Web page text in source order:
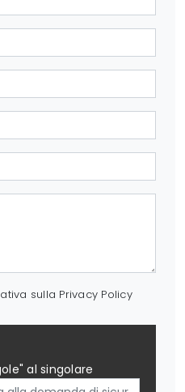
sulla Privacy Policy
al singolare